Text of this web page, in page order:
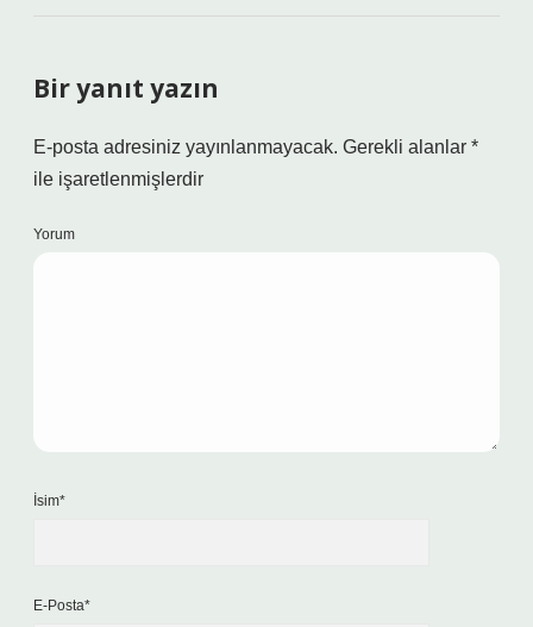
Bir yanıt yazın
E-posta adresiniz yayınlanmayacak. Gerekli alanlar *
ile işaretlenmişlerdir
Yorum
İsim*
E-Posta*